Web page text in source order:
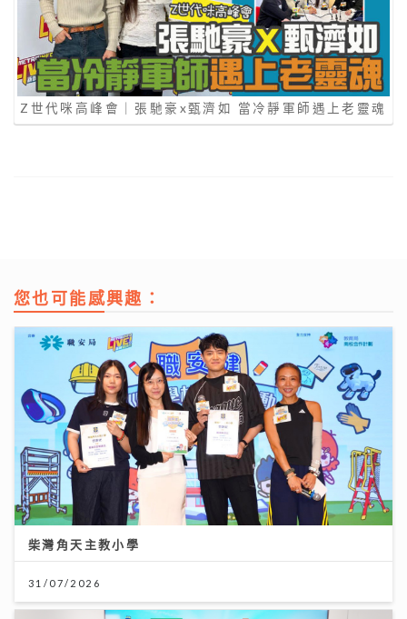
Z世代咪高峰會｜張馳豪x甄濟如 當冷靜軍師遇上老靈魂
您也可能感興趣：
柴灣角天主教小學
31/07/2026